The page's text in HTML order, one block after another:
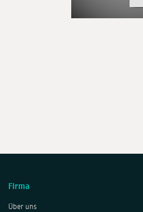
Firma
Über uns